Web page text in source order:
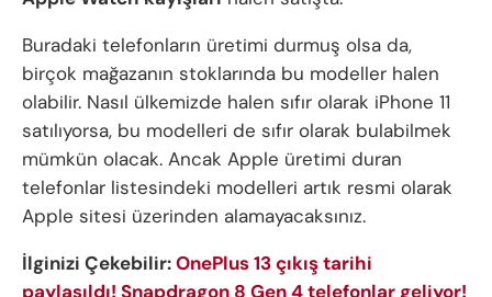
Buradaki telefonların üretimi durmuş olsa da,
birçok mağazanın stoklarında bu modeller halen
olabilir. Nasıl ülkemizde halen sıfır olarak iPhone 11
satılıyorsa, bu modelleri de sıfır olarak bulabilmek
mümkün olacak. Ancak Apple üretimi duran
telefonlar listesindeki modelleri artık resmi olarak
Apple sitesi üzerinden alamayacaksınız.
İlginizi Çekebilir:OnePlus 13 çıkış tarihi
paylaşıldı! Snapdragon 8 Gen 4 telefonlar geliyor!